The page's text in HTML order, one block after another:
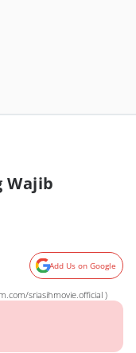
Wajib
Add Us on Google
sriasihmovie.official )